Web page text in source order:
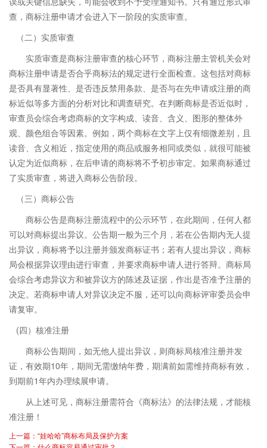
查，商标注册申请才会进入下一阶段的实质审查。
（二）实质审查
实质审查是商标注册审查的核心环节，商标注册主管机关会对
商标注册申请是否合乎商标法的规定进行全面检查。这包括对商标
是否具有显著性、是否违反禁用条款、是否与在先申请或注册的商
标近似等多方面的分析对比和调查研究。在判断商标是否近似时，
审查员会综合考虑商标的文字构成、读音、含义、图形的整体外
观、颜色组合等因素。例如，两个商标在文字上仅有细微差别，且
读音、含义相近，指定使用的商品或服务相同或类似，就很可能被
认定为近似商标，在后申请的商标将不予初步审定。如果商标通过
了实质审查，将进入商标公告阶段。
（三）商标公告
商标公告是商标注册流程中的公示环节，在此期间，任何人都
可以对商标提出异议。公告期一般为三个月，若在公告期内无人提
出异议，商标将予以注册并颁发商标证书；若有人提出异议，商标
局会根据异议理由进行审查，并要求商标申请人进行答辩。商标局
会综合考虑异议方和被异议方的陈述及证据，作出是否准予注册的
决定。若商标申请人对异议决定不服，还可以向商标评审委员会申
请复审。
(四）核准注册
商标公告期间，如无他人提出异议，则商标局核准注册并发
证，有效期10年，期间无需缴纳年费，期满前如需维持商标有效，
到期前1年内办理续展申请。
从上述可见，商标注册需符合《商标法》的法律法规，才能核
准注册！
上一篇：“娃哈哈”商标布局及保护方案